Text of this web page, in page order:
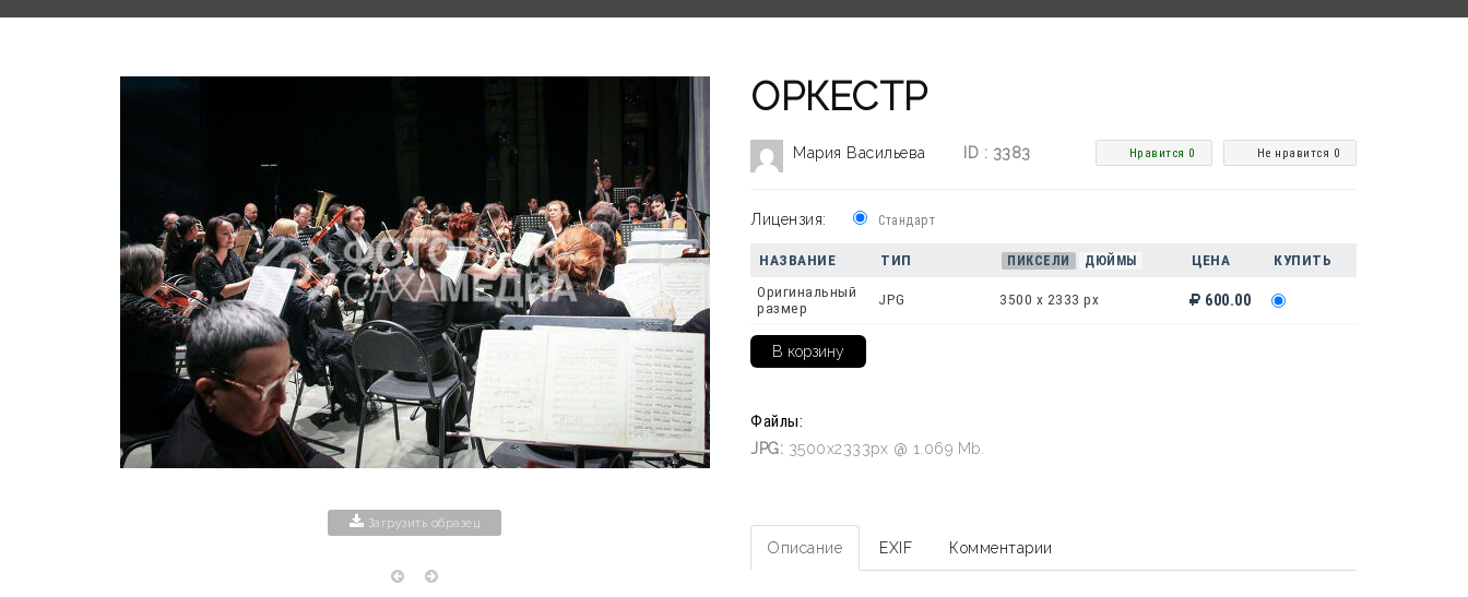
Загрузить образец
ОРКЕСТР
Мария Васильева ID : 3383 Не нравится 0
Нравится 0
Лицензия: Стандарт
НАЗВАНИЕ ТИП ПИКСЕЛИ ДЮЙМЫ ЦЕНА
КУПИТЬ
Оригинальный
размер
JPG 3500 x 2333 px 600.00
Файлы:
JPG: 3500x2333px @ 1.069 Mb.
Описание EXIF Комментарии